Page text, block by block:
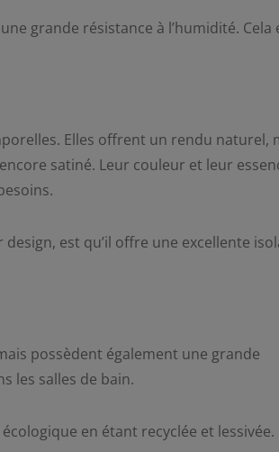
grande résistance à l’humidité. Cela
Elles offrent un rendu naturel,
satiné. Leur couleur et leur
design, est qu’il offre une excellente
possèdent également une grande
les salles de bain.
en étant recyclée et lessivée.